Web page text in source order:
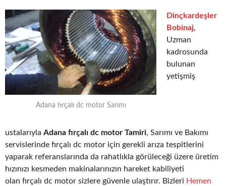
Adana fırçalı dc motor Sarımı
Dinçkardeşler
Bobinaj,
Uzman
kadrosunda
bulunan
yetişmiş
ustalarıyla Adana fırçalı dc motor Tamiri, Sarımı ve Bakımı
servislerinde fırçalı dc motor için gerekli arıza tespitlerini
yaparak referanslarında da rahatlıkla görüleceği üzere üretim
hızınızı kesmeden makinalarınızın hareket kabiliyeti
olan fırçalı dc motor sizlere güvenle ulaştırır. Bizleri Hemen